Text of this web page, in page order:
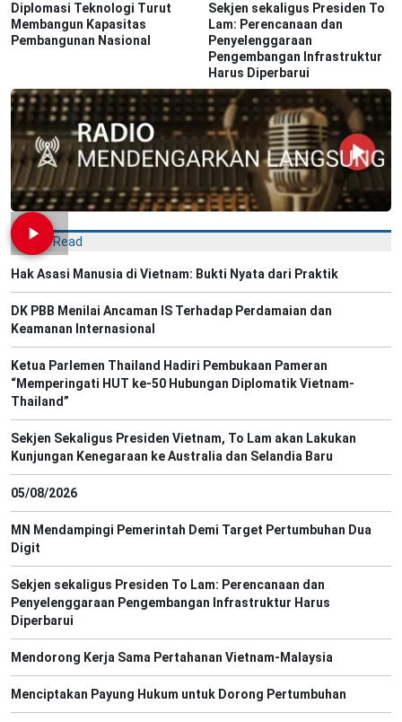
Diplomasi Teknologi Turut
Membangun Kapasitas
Pembangunan Nasional
Sekjen sekaligus Presiden To
Lam: Perencanaan dan
Penyelenggaraan
Pengembangan Infrastruktur
Harus Diperbarui
Most Read
Hak Asasi Manusia di Vietnam: Bukti Nyata dari Praktik
DK PBB Menilai Ancaman IS Terhadap Perdamaian dan
Keamanan Internasional
Ketua Parlemen Thailand Hadiri Pembukaan Pameran
“Memperingati HUT ke-50 Hubungan Diplomatik Vietnam-
Thailand”
Sekjen Sekaligus Presiden Vietnam, To Lam akan Lakukan
Kunjungan Kenegaraan ke Australia dan Selandia Baru
05/08/2026
MN Mendampingi Pemerintah Demi Target Pertumbuhan Dua
Digit
Sekjen sekaligus Presiden To Lam: Perencanaan dan
Penyelenggaraan Pengembangan Infrastruktur Harus
Diperbarui
Mendorong Kerja Sama Pertahanan Vietnam-Malaysia
Menciptakan Payung Hukum untuk Dorong Pertumbuhan